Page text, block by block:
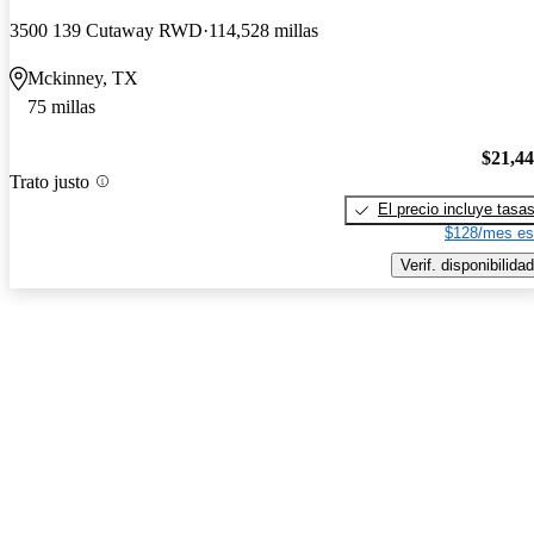
3500 139 Cutaway RWD 114,528 millas
Mckinney, TX
75 millas
Trato justo
El precio incluye tasas
$128/mes
Verif. disponibilidad